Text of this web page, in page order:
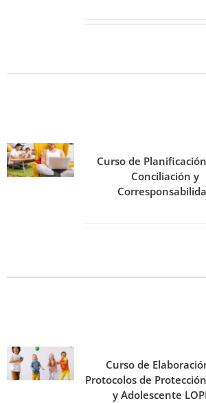
Curso de
Conciliación y
Curso de
Protocolos de
y Adolescente